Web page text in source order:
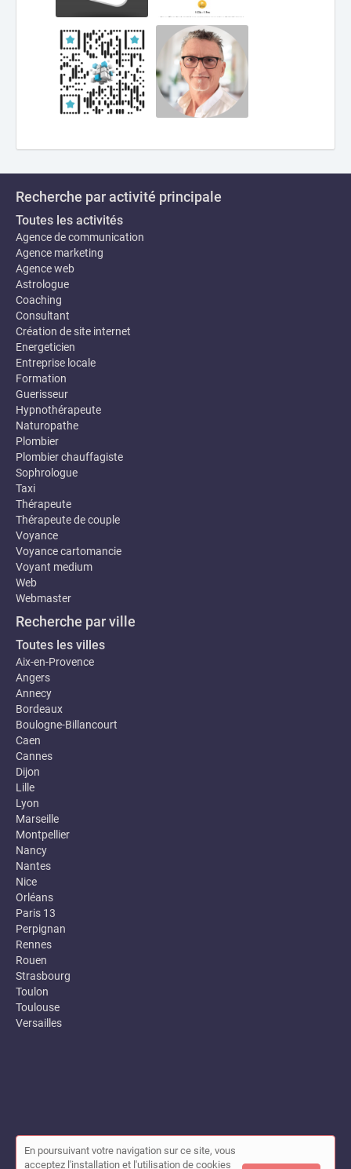
Recherche par activité principale
Toutes les activités
Agence de communication
Agence marketing
Agence web
Astrologue
Coaching
Consultant
Création de site internet
Energeticien
Entreprise locale
Formation
Guerisseur
Hypnothérapeute
Naturopathe
Plombier
Plombier chauffagiste
Sophrologue
Taxi
Thérapeute
Thérapeute de couple
Voyance
Voyance cartomancie
Voyant medium
Web
Webmaster
Recherche par ville
Toutes les villes
Aix-en-Provence
Angers
Annecy
Bordeaux
Boulogne-Billancourt
Caen
Cannes
Dijon
Lille
Lyon
Marseille
Montpellier
Nancy
Nantes
Nice
Orléans
Paris 13
Perpignan
Rennes
Rouen
Strasbourg
Toulon
Toulouse
Versailles
© Annuaire des entreprises locales (Garance) 2026 |
En poursuivant votre navigation sur ce site, vous
acceptez l'installation et l'utilisation de cookies